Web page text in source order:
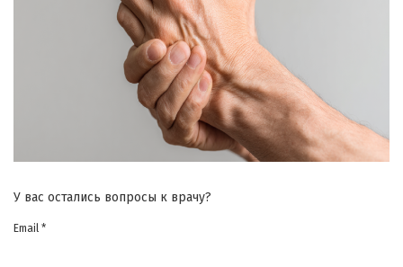
У вас остались вопросы к врачу?
Email *